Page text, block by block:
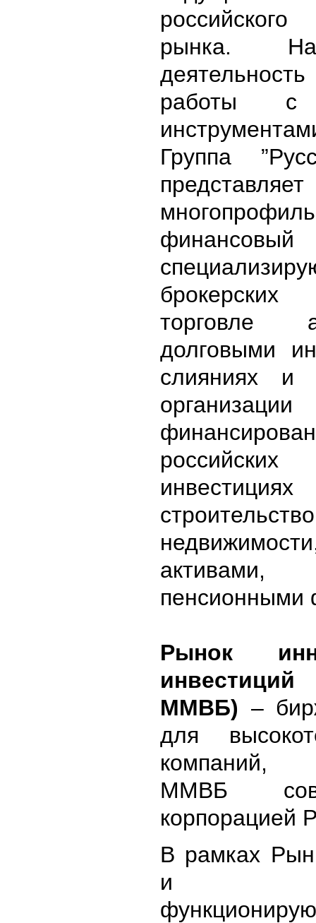
рынка.
работы с
Группа
торговле
долговыми
слияниях и
российских
строительство
активами,
пенсионными
Рынок
ММВБ) –
для
компаний,
ММВБ
В рамках
и